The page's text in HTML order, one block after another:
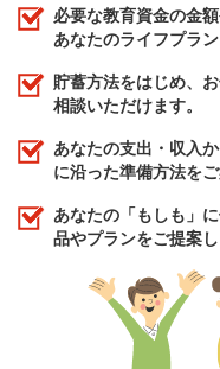
必要な教育資金の金
あなたのライフプラ
貯蓄方法をはじめ、
相談いただけます。
あなたの支出・収入
に沿った準備方法をご
あなたの「もしも」
品やプランをご提案し